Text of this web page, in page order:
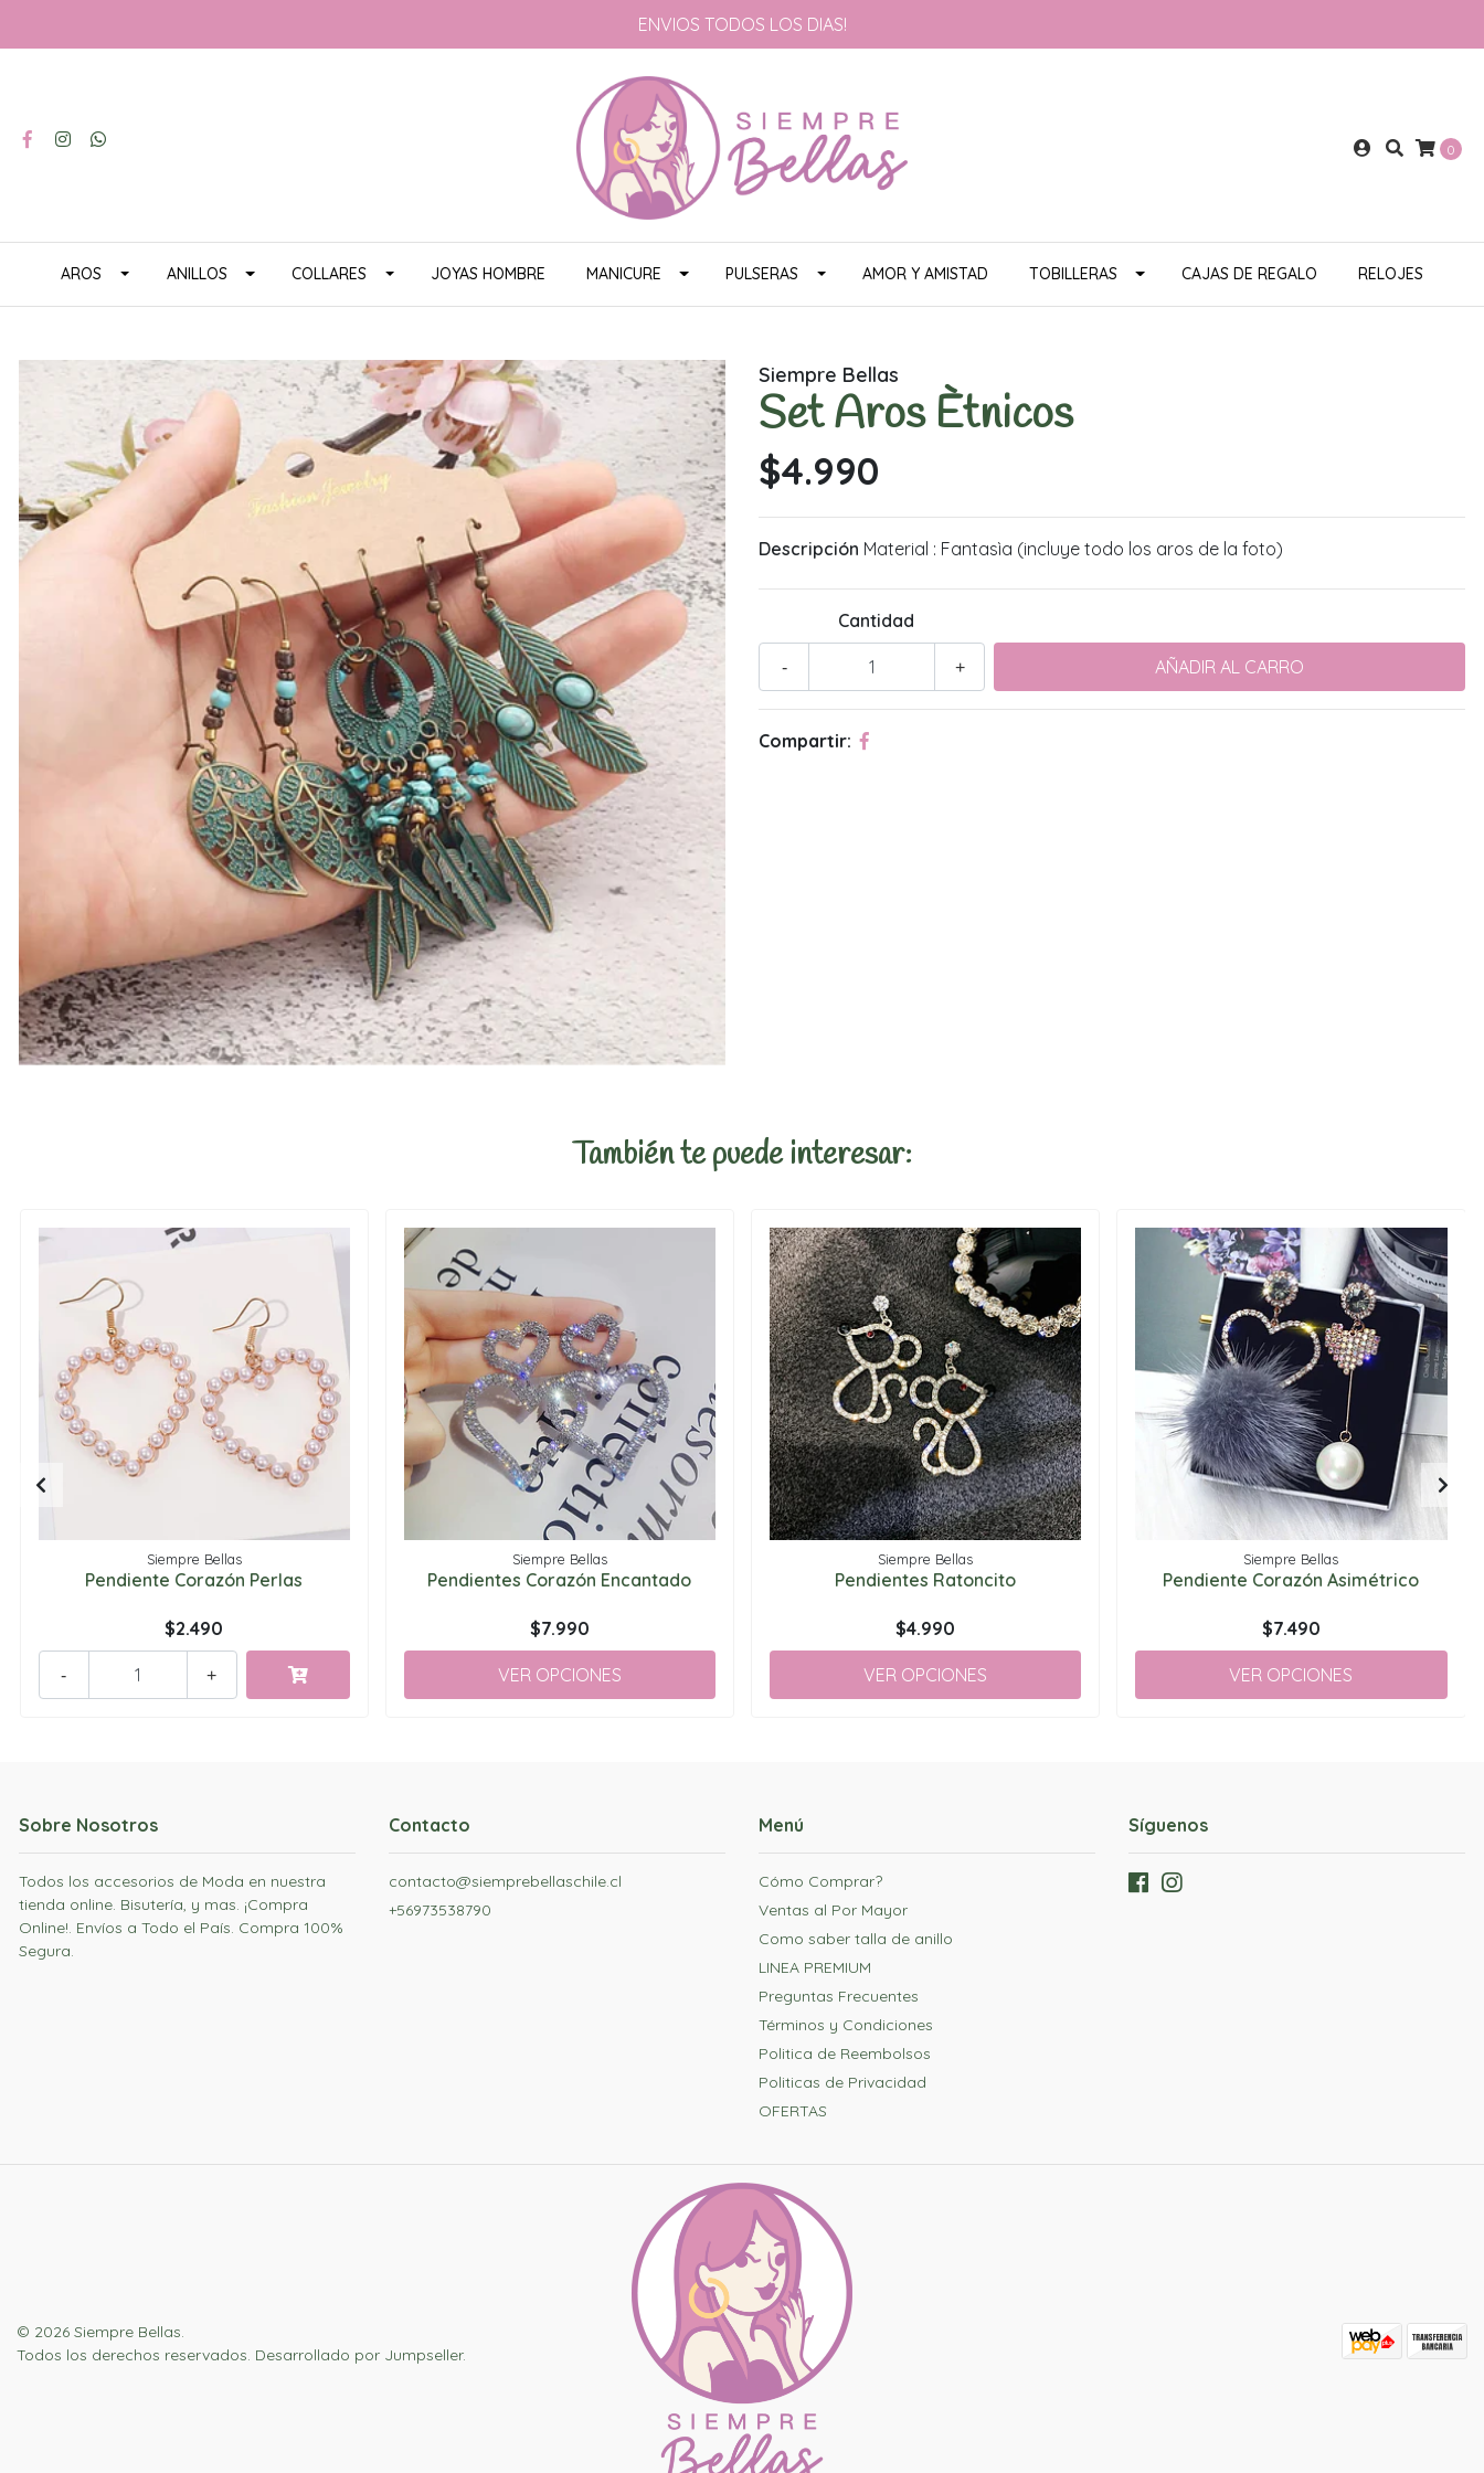
ENVIOS TODOS LOS DIAS!
0
AROS ANILLOS COLLARES JOYAS HOMBRE MANICURE PULSERAS AMOR Y AMISTAD TOBILLERAS CAJAS DE REGALO RELOJES
Siempre Bellas
Set Aros Ètnicos
$4.990
Descripción Material : Fantasìa (incluye todo los aros de la foto)
Cantidad
+
-
Compartir:
También te puede interesar:
Siempre Bellas
Pendiente Corazón Perlas
$2.490
+
-
Siempre Bellas
Pendientes Corazón Encantado
$7.990
VER OPCIONES
Siempre Bellas
Pendientes Ratoncito
$4.990
VER OPCIONES
Siempre Bellas
Pendiente Corazón Asimétrico
$7.490
VER OPCIONES
Sobre Nosotros
Todos los accesorios de Moda en nuestra
tienda online. Bisutería, y mas. ¡Compra
Online!. Envíos a Todo el País. Compra 100%
Segura.
Contacto
contacto@siemprebellaschile.cl
+56973538790
Menú
Cómo Comprar?
Ventas al Por Mayor
Como saber talla de anillo
LINEA PREMIUM
Preguntas Frecuentes
Términos y Condiciones
Politica de Reembolsos
Politicas de Privacidad
OFERTAS
Síguenos
© 2026 Siempre Bellas.
Todos los derechos reservados. Desarrollado por Jumpseller.